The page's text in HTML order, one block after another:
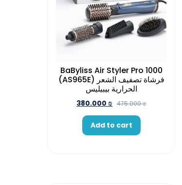
BaByliss Air Styler Pro 1000
(AS965E) فرشاة تصفيف الشعر
الحرارية بيبيليس
380.000₪ 475.000₪
Add to cart